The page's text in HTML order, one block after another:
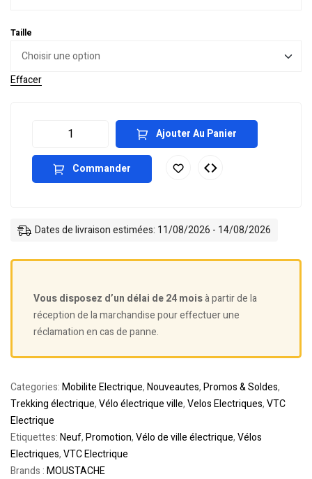
Taille
Effacer
Ajouter Au Panier
Commander
Dates de livraison estimées: 11/08/2026 - 14/08/2026
Vous disposez d’un délai de 24 moisà partir de la
réception de la marchandise pour effectuer une
réclamation en cas de panne.
Categories:Mobilite Electrique,Nouveautes,Promos & Soldes,
Trekking électrique,Vélo électrique ville,Velos Electriques,VTC
Electrique
Etiquettes:Neuf,Promotion,Vélo de ville électrique,Vélos
Electriques,VTC Electrique
Brands :MOUSTACHE